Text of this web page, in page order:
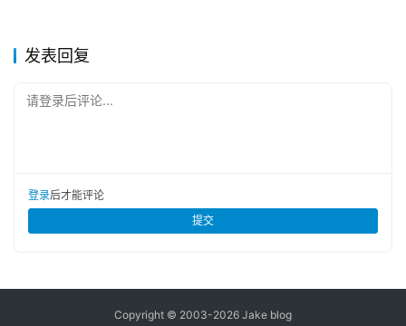
发表回复
请登录后评论...
登录后才能评论
提交
Copyright © 2003-2026 Jake blog